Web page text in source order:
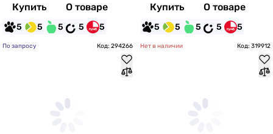
Купить О товаре
5 5 5 5 5
Купить О товаре
5 5 5 5 5
По запросу Код: 294266 Нет в наличии Код: 319912